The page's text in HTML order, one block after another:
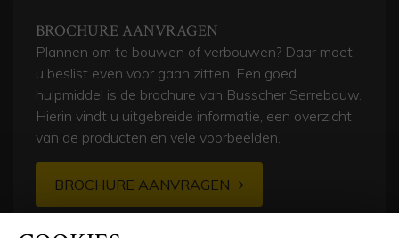
BROCHURE AANVRAGEN
Plannen om te bouwen of verbouwen? Daar moet
u beslist even voor gaan zitten. Een goed
hulpmiddel is de brochure van Busscher Serrebouw.
Hierin vindt u uitgebreide informatie, een overzicht
van de producten en vele voorbeelden.
BROCHURE AANVRAGEN